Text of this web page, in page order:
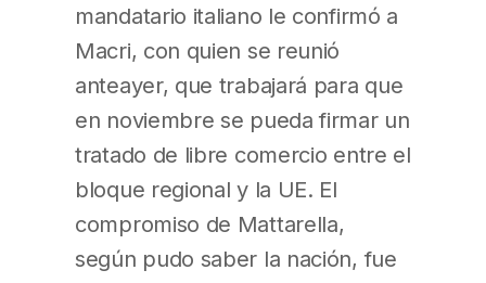
mandatario italiano le confirmó a
Macri, con quien se reunió
anteayer, que trabajará para que
en noviembre se pueda firmar un
tratado de libre comercio entre el
bloque regional y la UE. El
compromiso de Mattarella,
según pudo saber la nación, fue